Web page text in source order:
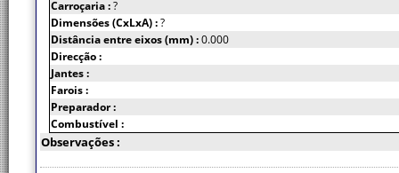
Carroçaria :?
Dimensões (CxLxA) :?
Distância entre eixos (mm) :0.000
Direcção :
Jantes :
Farois :
Preparador :
Combustível :
Observações :